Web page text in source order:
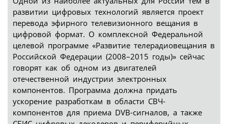
развитии цифровых технологий является проект
перевода эфирного телевизионного вещания в
цифровой формат. О комплексной Федеральной
целевой программе «Развитие телерадиовещания в
Российской Федерации (2008–2015 годы)» сейчас
говорят как об одном из двигателей
отечественной индустрии электронных
компонентов. Программа должна придать
ускорение разработкам в области СВЧ-
компонентов для приема DVB-сигналов, а также